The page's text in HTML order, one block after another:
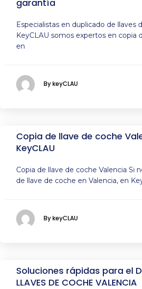
garantía
Especialistas en duplicado de llaves
KeyCLAU somos expertos en copia
en
By keyCLAU
Copia de llave de coche
KeyCLAU
Copia de llave de coche Valencia Si
de llave de coche en Valencia, en
By keyCLAU
Soluciones rápidas para el
LLAVES DE COCHE VALENCIA